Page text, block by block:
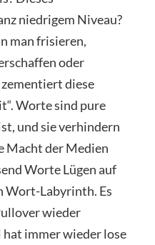
niedrigem Niveau?
man frisieren,
oder
diese
Worte sind pure
und sie verhindern
Macht der Medien
Worte Lügen auf
Wort-Labyrinth. Es
wieder
immer wieder lose